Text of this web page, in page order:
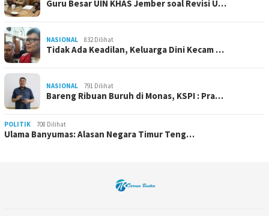
Guru Besar UIN KHAS Jember soal Revisi U…
NASIONAL 832 Dilihat
Tidak Ada Keadilan, Keluarga Dini Kecam …
NASIONAL 791 Dilihat
Bareng Ribuan Buruh di Monas, KSPI : Pra…
POLITIK 708 Dilihat
Ulama Banyumas: Alasan Negara Timur Teng…